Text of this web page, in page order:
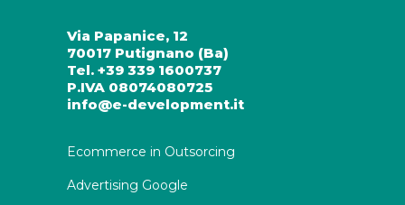
Via Papanice, 12
70017 Putignano (Ba)
Tel. +39 339 1600737
P.IVA 08074080725
info@e-development.it
Ecommerce in Outsorcing
Advertising Google